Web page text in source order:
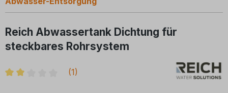
Reich Abwassertank Dichtung für
steckbares Rohrsystem
(1)